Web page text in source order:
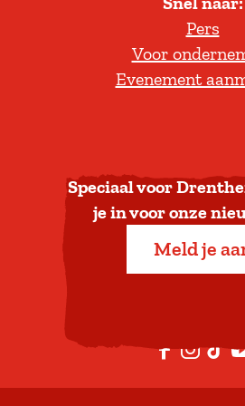
l
t
e
r
a
a
b
n
Pers
Voor
Evenement
Speciaal voor
je in voor onze
Meld je
F
a
I
n
T
i